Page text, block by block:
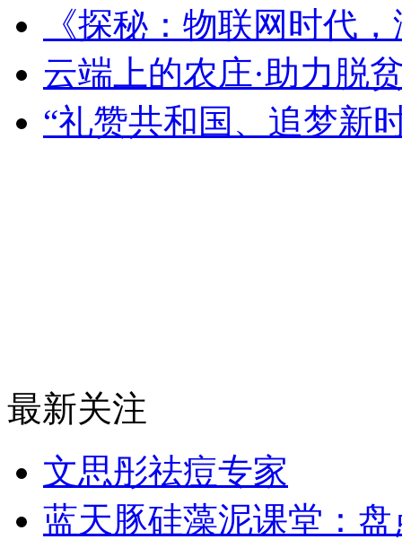
《探秘：物联网时代
云端上的农庄·助力脱
“礼赞共和国、追梦
最新关注
文思彤祛痘专家
蓝天豚硅藻泥课堂：